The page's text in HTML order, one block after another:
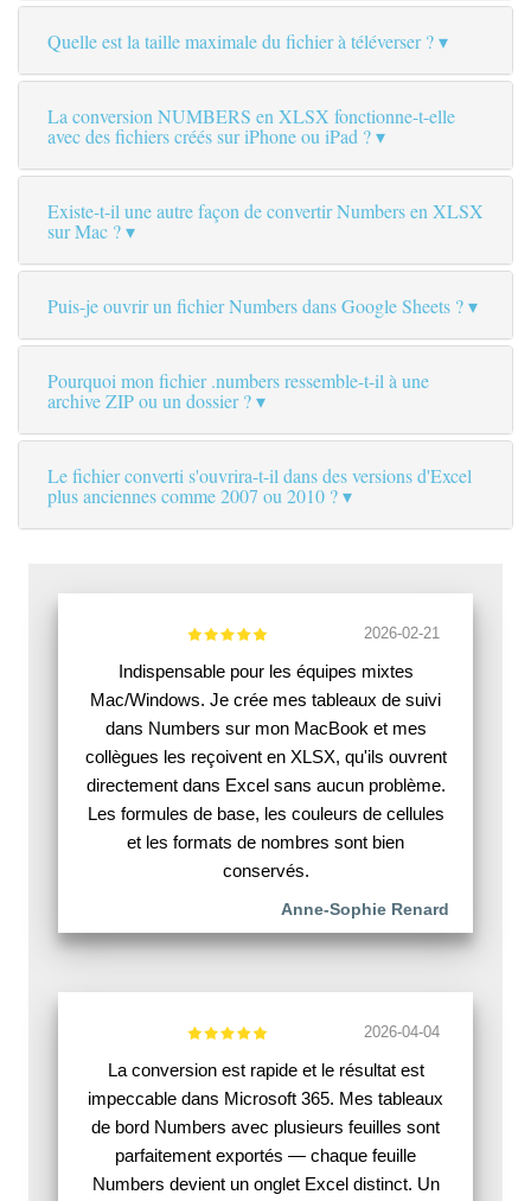
Quelle est la taille maximale du fichier à téléverser ?
La conversion NUMBERS en XLSX fonctionne-t-elle
avec des fichiers créés sur iPhone ou iPad ?
Existe-t-il une autre façon de convertir Numbers en XLSX
sur Mac ?
Puis-je ouvrir un fichier Numbers dans Google Sheets ?
Pourquoi mon fichier .numbers ressemble-t-il à une
archive ZIP ou un dossier ?
Le fichier converti s'ouvrira-t-il dans des versions d'Excel
plus anciennes comme 2007 ou 2010 ?
2026-02-21
Indispensable pour les équipes mixtes
Mac/Windows. Je crée mes tableaux de suivi
dans Numbers sur mon MacBook et mes
collègues les reçoivent en XLSX, qu'ils ouvrent
directement dans Excel sans aucun problème.
Les formules de base, les couleurs de cellules
et les formats de nombres sont bien
conservés.
Anne-Sophie Renard
2026-04-04
La conversion est rapide et le résultat est
impeccable dans Microsoft 365. Mes tableaux
de bord Numbers avec plusieurs feuilles sont
parfaitement exportés — chaque feuille
Numbers devient un onglet Excel distinct. Un